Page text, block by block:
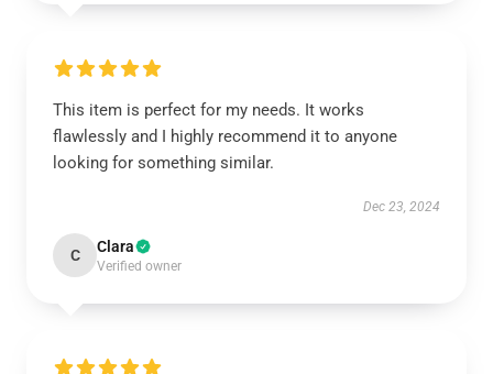
This item is perfect for my needs. It works
flawlessly and I highly recommend it to anyone
looking for something similar.
Dec 23, 2024
C Clara
Verified owner